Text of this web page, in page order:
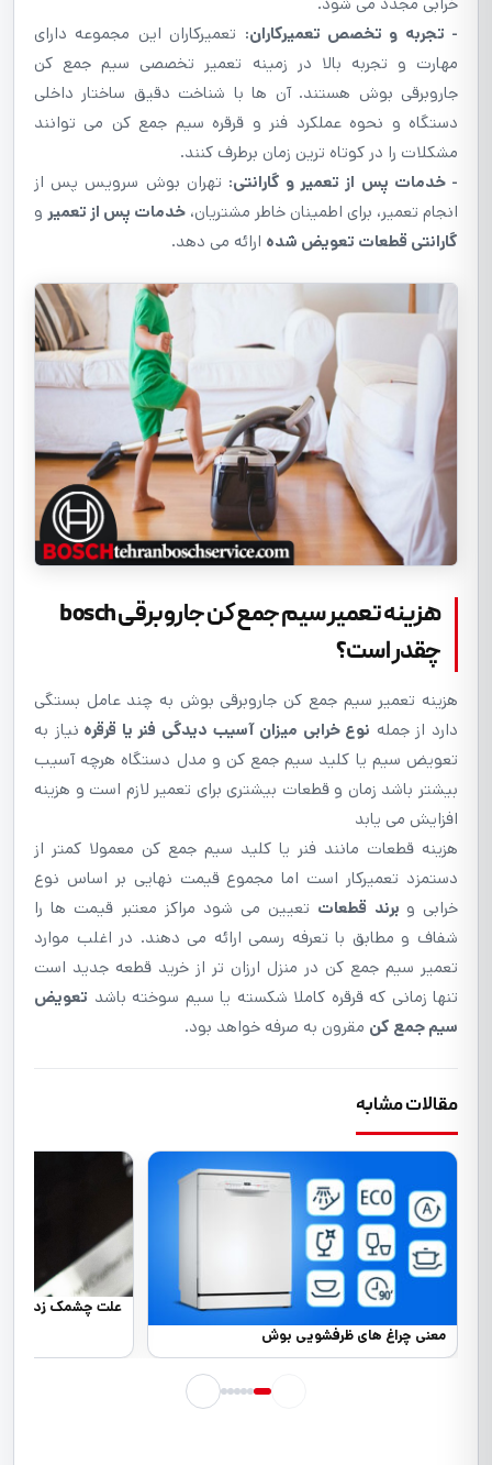
- تجربه و تخصص تعمیرکاران: تعمیرکاران این مجموعه دارای
مهارت و تجربه بالا در زمینه تعمیر تخصصی سیم جمع کن
جاروبرقی بوش هستند. آن ها با شناخت دقیق ساختار داخلی
دستگاه و نحوه عملکرد فنر و قرقره سیم جمع کن می توانند
مشکلات را در کوتاه ترین زمان برطرف کنند.
- خدمات پس از تعمیر و گارانتی: تهران بوش سرویس پس از
انجام تعمیر، برای اطمینان خاطر مشتریان، خدمات پس از تعمیر و
گارانتی قطعات تعویض شده ارائه می دهد.
هزينه تعمیر سیم جمع کن جاروبرقی bosch
چقدر است؟
هزینه تعمیر سیم جمع کن جاروبرقی بوش به چند عامل بستگی
دارد از جمله نوع خرابی میزان آسیب دیدگی فنر یا قرقره نیاز به
تعویض سیم یا کلید سیم جمع کن و مدل دستگاه هرچه آسیب
بیشتر باشد زمان و قطعات بیشتری برای تعمیر لازم است و هزینه
افزایش می یابد
هزینه قطعات مانند فنر یا کلید سیم جمع کن معمولا کمتر از
دستمزد تعمیرکار است اما مجموع قیمت نهایی بر اساس نوع
خرابی و برند قطعات تعیین می شود مراکز معتبر قیمت ها را
شفاف و مطابق با تعرفه رسمی ارائه می دهند. در اغلب موارد
تعمیر سیم جمع کن در منزل ارزان تر از خرید قطعه جدید است
تنها زمانی که قرقره کاملا شکسته یا سیم سوخته باشد تعویض
سیم جمع کن مقرون به صرفه خواهد بود.
مقالات مشابه
معنی چراغ های ظرفشویی بوش
علت چشمک زدن